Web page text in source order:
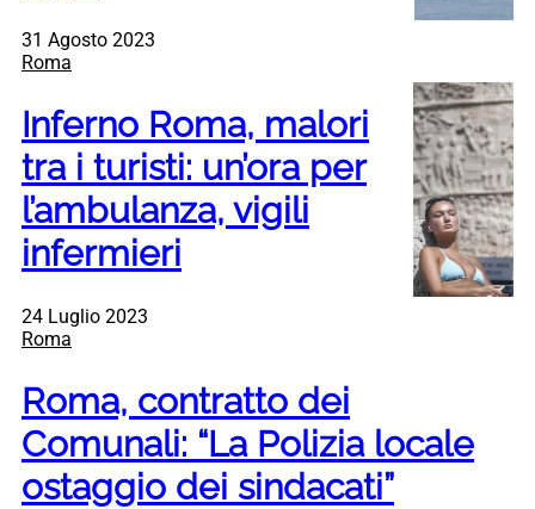
31 Agosto 2023
Roma
Inferno Roma, malori
tra i turisti: un’ora per
l’ambulanza, vigili
infermieri
24 Luglio 2023
Roma
Roma, contratto dei
Comunali: “La Polizia locale
ostaggio dei sindacati”